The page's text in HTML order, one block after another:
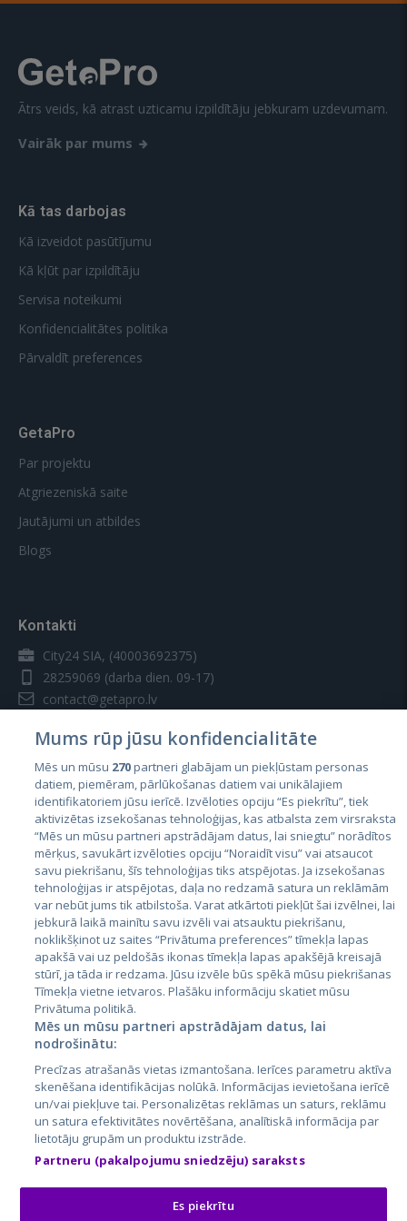
Ātrs veids, kā atrast uzticamu izpildītāju jebkuram uzdevumam.
Vairāk par mums
Kā tas darbojas
Kā izveidot pasūtījumu
Kā kļūt par izpildītāju
Servisa noteikumi
Konfidencialitātes politika
Pārvaldīt preferences
GetaPro
Par projektu
Atgriezeniskā saite
Jautājumi un atbildes
Blogs
Kontakti
City24 SIA, (40003692375)
28259069 (darba dien. 09-17)
contact@getapro.lv
Valstis
Igaunija
Latvija
Lietuva
City24.lv
City24.ee
GetaPro.lv
GetaPro.ee
Skelbiu.lt
Autoplius.lt
Aruodas.lt
CVbankas.lt
Kainos.lt
Paslaugos.lt
auto24.ee
Osta.ee
KuldneBörs.ee
Mums rūp jūsu konfidencialitāte
Mēs un mūsu 270partneri glabājam un piekļūstam personas
datiem, piemēram, pārlūkošanas datiem vai unikālajiem
identifikatoriem jūsu ierīcē. Izvēloties opciju “Es piekrītu”, tiek
aktivizētas izsekošanas tehnoloģijas, kas atbalsta zem virsraksta
“Mēs un mūsu partneri apstrādājam datus, lai sniegtu” norādītos
mērķus, savukārt izvēloties opciju “Noraidīt visu” vai atsaucot
savu piekrišanu, šīs tehnoloģijas tiks atspējotas. Ja izsekošanas
tehnoloģijas ir atspējotas, daļa no redzamā satura un reklāmām
var nebūt jums tik atbilstoša. Varat atkārtoti piekļūt šai izvēlnei, lai
jebkurā laikā mainītu savu izvēli vai atsauktu piekrišanu,
noklikšķinot uz saites “Privātuma preferences” tīmekļa lapas
apakšā vai uz peldošās ikonas tīmekļa lapas apakšējā kreisajā
stūrī, ja tāda ir redzama. Jūsu izvēle būs spēkā mūsu piekrišanas
Tīmekļa vietne ietvaros. Plašāku informāciju skatiet mūsu
Privātuma politikā.
Mēs un mūsu partneri apstrādājam datus, lai
nodrošinātu:
Precīzas atrašanās vietas izmantošana. Ierīces parametru aktīva
skenēšana identifikācijas nolūkā. Informācijas ievietošana ierīcē
un/vai piekļuve tai. Personalizētas reklāmas un saturs, reklāmu
un satura efektivitātes novērtēšana, analītiskā informācija par
lietotāju grupām un produktu izstrāde.
Partneru (pakalpojumu sniedzēju) saraksts
Es piekrītu